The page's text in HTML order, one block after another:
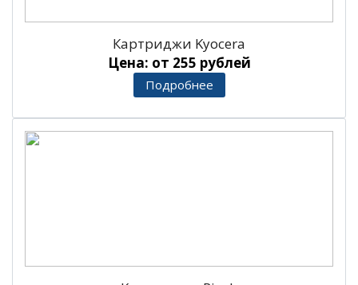
Картриджи Kyocera
Цена: от 255 рублей
Подробнее